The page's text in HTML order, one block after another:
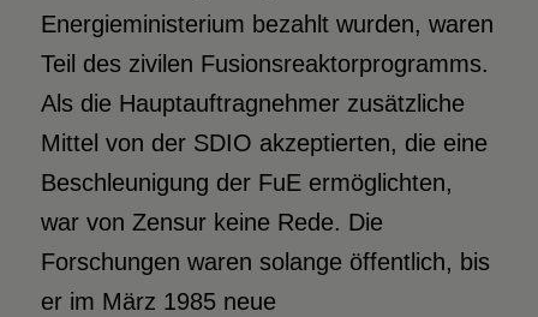
Energieministerium bezahlt wurden, waren
Teil des zivilen Fusionsreaktorprogramms.
Als die Hauptauftragnehmer zusätzliche
Mittel von der SDIO akzeptierten, die eine
Beschleunigung der FuE ermöglichten,
war von Zensur keine Rede. Die
Forschungen waren solange öffentlich, bis
er im März 1985 neue